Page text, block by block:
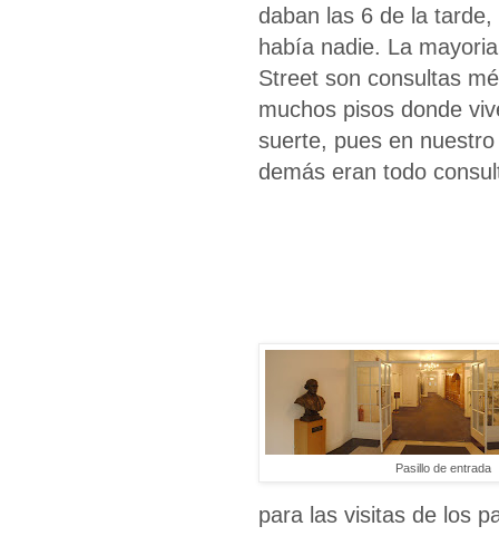
daban las 6 de la
había nadie. La
Street son consultas
muchos pisos donde
suerte, pues en
demás eran todo
Pasillo de entrada
para las visitas de los